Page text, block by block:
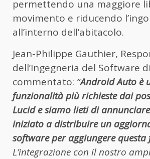
permettendo una maggiore
movimento e riducendo
all’interno dell’abitacolo.
Jean-Philippe Gauthier,
dell’Ingegneria del Software
commentato: “Android Auto è
funzionalità più richieste dai
Lucid e siamo lieti di
iniziato a distribuire un
software per aggiungere
L’integrazione con il nostro